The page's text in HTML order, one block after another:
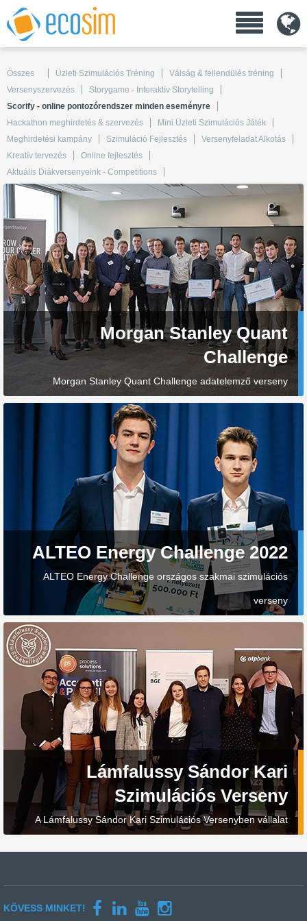
Összes Üzleti Szimulációs Tréning
Válság & fellendülés tréning
Versenyszervezés
Storygame - Interaktív Storytelling
Scorify - online pontozórendszer minden eseményre
Hackathon meghirdetés & szervezés
Mini Üzleti Szimulációs Játék
Meghirdetési kampány
Szimuláció Fejlesztés
Versenyfeladat Alkotás
Kreatív tervezés
Online fejlesztés
Aktuális Diákversenyeink - Competitions
Morgan Stanley Quant
Challenge
Morgan Stanley Quant Challenge adatelemző verseny
ALTEO Energy Challenge 2022
ALTEO Energy Challenge országos szakmai szimulációs
verseny
Lámfalussy Sándor Kari
Szimulációs Verseny
A Lámfalussy Sándor Kari Szimulációs Versenyben vállalat
KÖVESS MINKET!